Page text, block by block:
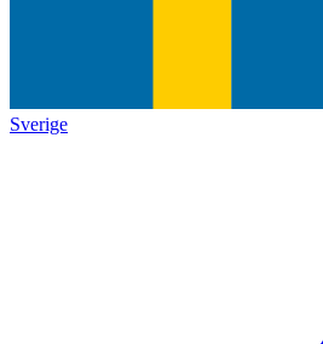
Sverige